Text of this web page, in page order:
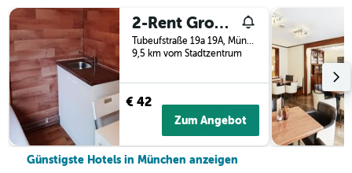
2-Rent Group Hostel Rooms&apartments Tub19a
Tubeufstraße 19a 19A, München, Bayern, Deutschland
9,5 km vom Stadtzentrum
€ 42
Zum Angebot
Günstigste Hotels in München anzeigen